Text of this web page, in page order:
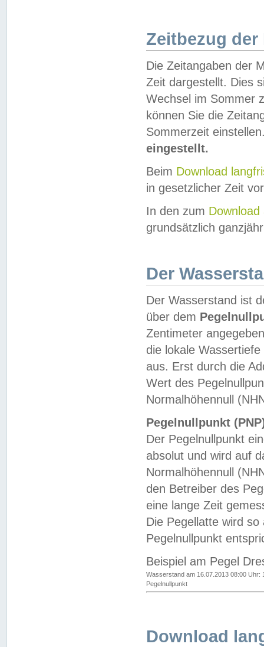
Zeitbezug der
Die Zeitangaben der
Zeit dargestellt. Dies
Wechsel im Sommer
können Sie die
Sommerzeit
eingestellt.
Beim Download
in gesetzlicher Zeit
In den zum Download
grundsätzlich
Der
Der Wasserstand ist
über dem
Zentimeter
die lokale
aus. Erst durch die
Wert des
Normalhöhennull
Pegelnullpunkt
Der Pegelnullpunkt
absolut und wird auf
Normalhöhennull
den Betreiber des
eine lange Zeit
Die Pegellatte wird
Pegelnullpunkt
Beispiel am Pegel
Wasserstand am 16.07.2013 08:00 Uhr:
Pegelnullpunkt
Download